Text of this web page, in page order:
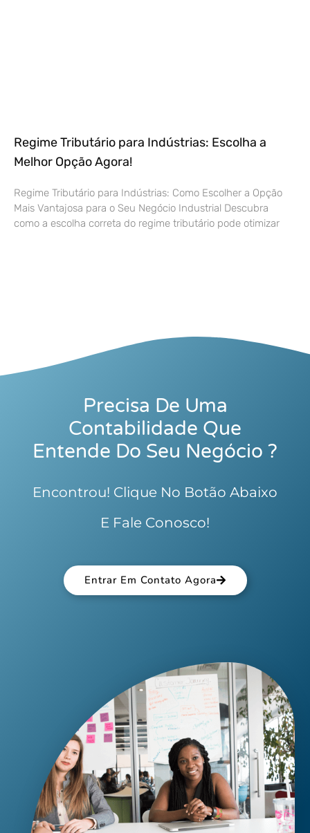
Regime Tributário para Indústrias: Escolha a
Melhor Opção Agora!
Regime Tributário para Indústrias: Como Escolher a Opção
Mais Vantajosa para o Seu Negócio Industrial Descubra
como a escolha correta do regime tributário pode otimizar
Precisa De Uma
Contabilidade Que
Entende Do Seu Negócio ?
Encontrou! Clique No Botão Abaixo
E Fale Conosco!
Entrar Em Contato Agora